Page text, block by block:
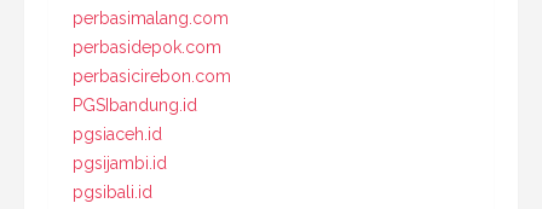
perbasimalang.com
perbasidepok.com
perbasicirebon.com
PGSIbandung.id
pgsiaceh.id
pgsijambi.id
pgsibali.id